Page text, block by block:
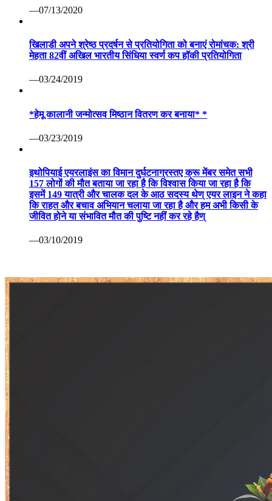
—07/13/2020
खिलाडी अपने श्रेष्ठ प्रदर्षन से प्रतियोगिता को बनाएं रोमांचक: श्री
मेहता 82वीं अखिल भारतीय सिंधिया स्वर्ण कप हॉकी प्रतियोगिता
—03/24/2019
*हेमू कालानी जन्मोत्सव मिष्ठान वितरण कर बनाया* *
—03/23/2019
इथोपियाई एयरलाइंस का विमान दुर्घटनाग्रस्तए क्रू मेंबर समेत सभी
157 लोगों की मौत बताया जा रहा है कि विश्वास किया जा रहा है कि
इसमें 149 यात्री और चालक दल के आठ सदस्य थेण् एयर लाइन ने कहा
कि राहत और बचाव अभियान चलाया जा रहा है और हम अभी किसी के
जीवित होने या संभावित मौत की पुष्टि नहीं कर रहे हैण्
—03/10/2019